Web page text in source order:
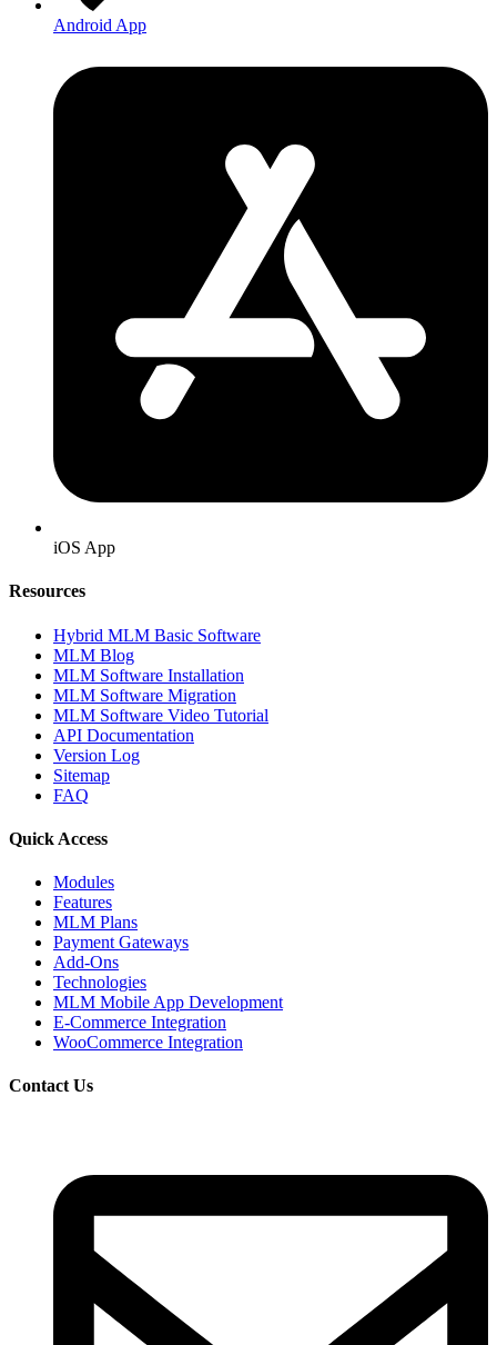
Android App
iOS App
Resources
Hybrid MLM Basic Software
MLM Blog
MLM Software Installation
MLM Software Migration
MLM Software Video Tutorial
API Documentation
Version Log
Sitemap
FAQ
Quick Access
Modules
Features
MLM Plans
Payment Gateways
Add-Ons
Technologies
MLM Mobile App Development
E-Commerce Integration
WooCommerce Integration
Contact Us